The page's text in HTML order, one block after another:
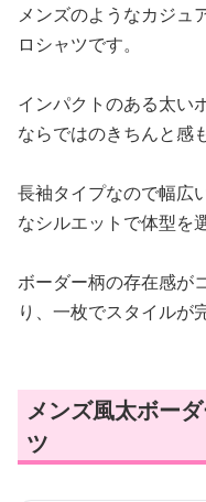
メンズのようなカジュ
ロシャツです。
インパクトのある太い
ならではのきちんと感
長袖タイプなので幅広
なシルエットで体型を
ボーダー柄の存在感が
り、一枚でスタイルが
メンズ風太ボー
ツ